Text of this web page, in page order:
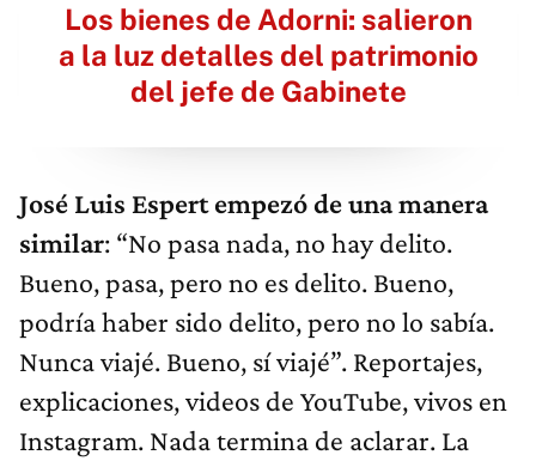
Los bienes de Adorni: salieron
a la luz detalles del patrimonio
del jefe de Gabinete
José Luis Espert empezó de una manera
similar: “No pasa nada, no hay delito.
Bueno, pasa, pero no es delito. Bueno,
podría haber sido delito, pero no lo sabía.
Nunca viajé. Bueno, sí viajé”. Reportajes,
explicaciones, videos de YouTube, vivos en
Instagram. Nada termina de aclarar. La